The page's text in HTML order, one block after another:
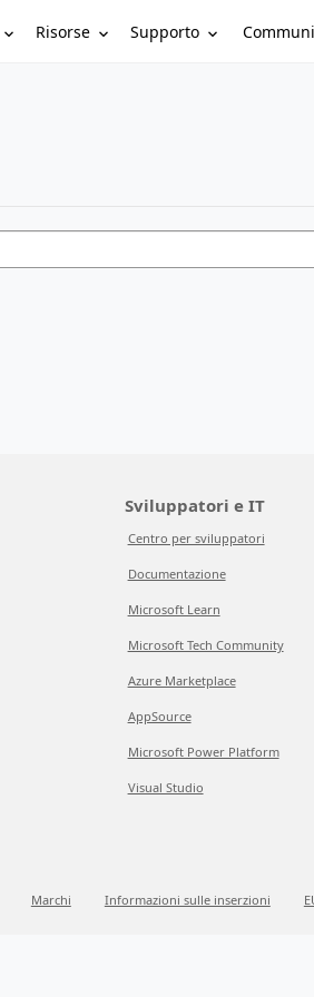
Risorse Supporto
Sviluppatori e IT
Centro per sviluppatori
Documentazione
Microsoft Learn
Microsoft Tech Community
Azure Marketplace
AppSource
Microsoft Power Platform
Visual Studio
Marchi Informazioni sulle inserzioni